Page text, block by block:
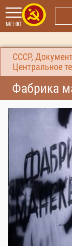
МЕНЮ
СССР,
Центральное
Фабрика